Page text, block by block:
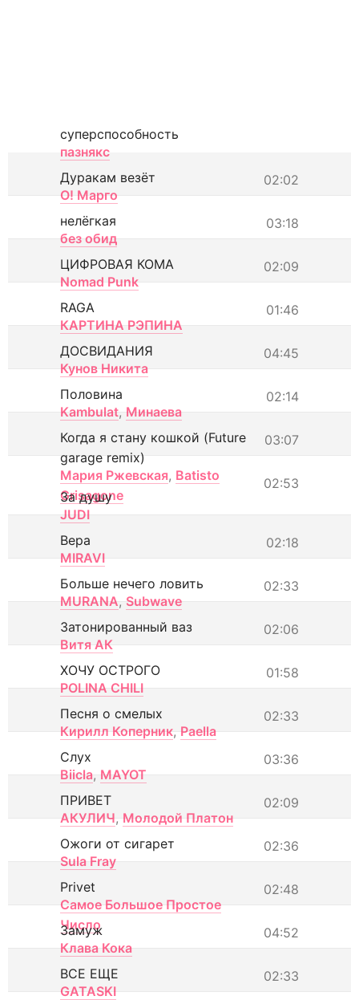
суперспособность
пазнякс
02:02
Дуракам везёт
О! Марго
03:18
нелёгкая
без обид
02:09
ЦИФРОВАЯ КОМА
Nomad Punk
01:46
RAGA
КАРТИНА РЭПИНА
04:45
ДОСВИДАНИЯ
Кунов Никита
02:14
Половина
Kambulat, Минаева
03:07
Когда я стану кошкой (Future
garage remix)
Мария Ржевская, Batisto
Grisagone
02:53
За душу
JUDI
02:18
Вера
MIRAVI
02:33
Больше нечего ловить
MURANA, Subwave
02:06
Затонированный ваз
Витя АК
01:58
ХОЧУ ОСТРОГО
POLINA CHILI
02:33
Песня о смелых
Кирилл Коперник, Paella
03:36
Слух
Biicla, MAYOT
02:09
ПРИВЕТ
АКУЛИЧ, Молодой Платон
02:36
Ожоги от сигарет
Sula Fray
02:48
Privet
Самое Большое Простое
Число
04:52
Замуж
Клава Кока
02:33
ВСЕ ЕЩЕ
GATASKI